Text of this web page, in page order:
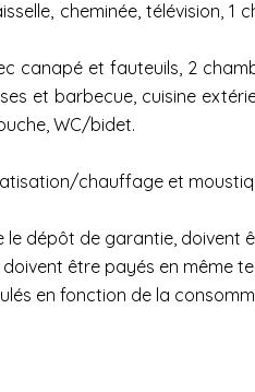
cheminée, télévision,
canapé et fauteuils, 2
et barbecue, cuisine
WC/bidet.
chauffage et
dépôt de garantie, doivent
être payés en même
en fonction de la